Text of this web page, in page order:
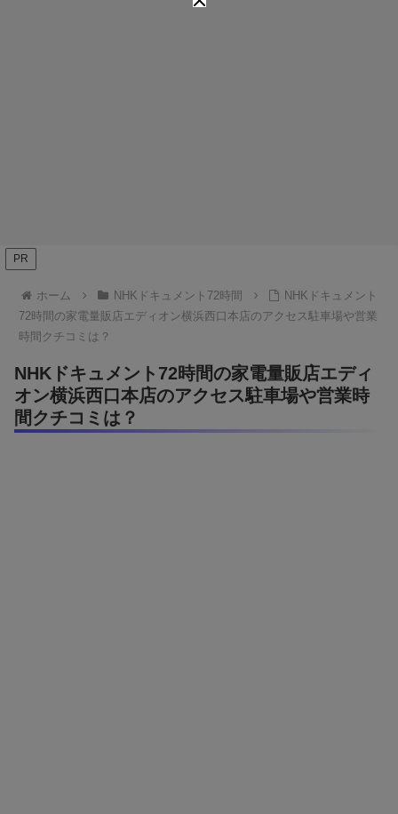
PR
ホーム NHKドキュメント72時間
NHKドキュメント
72時間の家電量販店エディオン横浜西口本店のアクセス駐車場や営業
時間クチコミは？
NHKドキュメント72時間の家電量販店エディ
オン横浜西口本店のアクセス駐車場や営業時
間クチコミは？